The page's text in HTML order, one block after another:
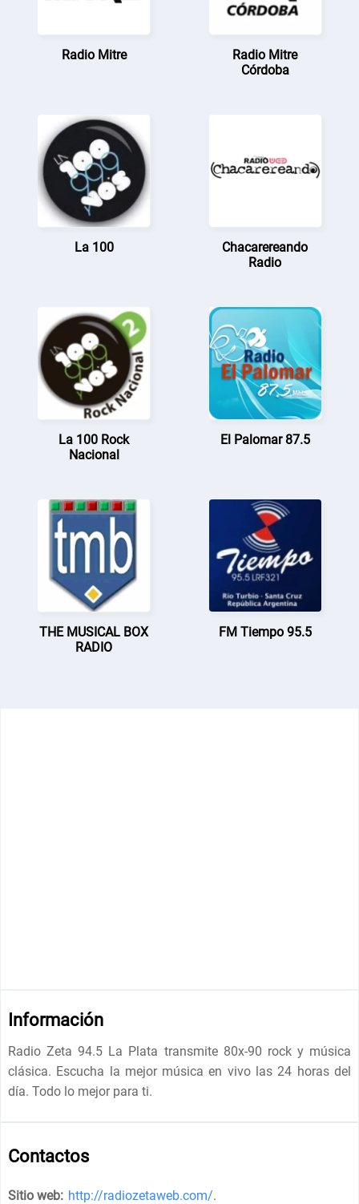
Radio Mitre
Radio Mitre
Córdoba
La 100
Chacarereando
Radio
La 100 Rock
Nacional
El Palomar 87.5
THE MUSICAL BOX
RADIO
FM Tiempo 95.5
Información
Radio Zeta 94.5 La Plata transmite 80x-90 rock y música
clásica. Escucha la mejor música en vivo las 24 horas del
día. Todo lo mejor para ti.
Contactos
Sitio web: http://radiozetaweb.com/.